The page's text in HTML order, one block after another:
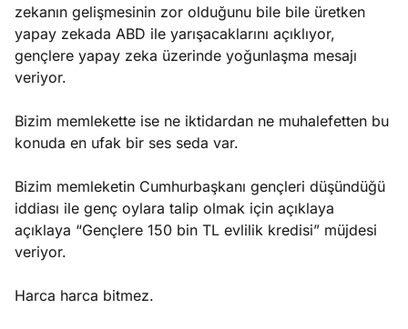
zekanın gelişmesinin zor olduğunu bile bile üretken
yapay zekada ABD ile yarışacaklarını açıklıyor,
gençlere yapay zeka üzerinde yoğunlaşma mesajı
veriyor.
Bizim memlekette ise ne iktidardan ne muhalefetten bu
konuda en ufak bir ses seda var.
Bizim memleketin Cumhurbaşkanı gençleri düşündüğü
iddiası ile genç oylara talip olmak için açıklaya
açıklaya “Gençlere 150 bin TL evlilik kredisi” müjdesi
veriyor.
Harca harca bitmez.